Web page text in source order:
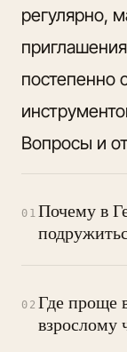
регулярно,
постепенно
Вопросы и
01 Почему в
02 Где проще
взрослому